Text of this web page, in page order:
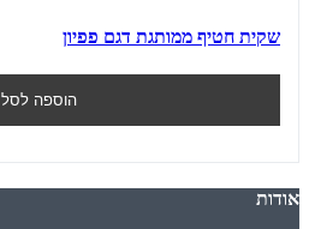
שקית חטיף ממותגת דגם פפיון
הוספה לסל
אודות